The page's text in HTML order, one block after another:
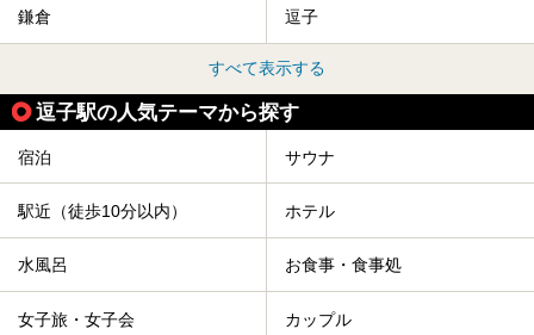
鎌倉 逗子
すべて表示する
逗子駅の人気テーマから探す
宿泊 サウナ
駅近（徒歩10分以内） ホテル
水風呂 お食事・食事処
女子旅・女子会 カップル